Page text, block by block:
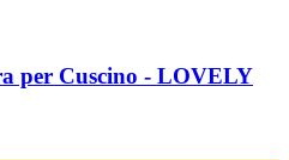
per Cuscino -​ LOVELY